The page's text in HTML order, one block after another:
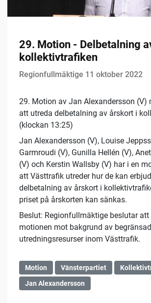
29. Motion - Delbetalning
kollektivtrafiken
Regionfullmäktige 11 oktober 2022
29. Motion av Jan Alexandersson (V)
att utreda delbetalning av årskort i
(klockan 13:25)
Jan Alexandersson (V), Louise
Garmroudi (V), Gunilla Hellén (V),
(V) och Kerstin Wallsby (V) har i en
att Västtrafik utreder hur de kan
delbetalning av årskort i
priset på årskorten kan sänkas.
Beslut: Regionfullmäktige beslutar att
motionen mot bakgrund av
utredningsresurser inom Västtrafik.
Motion Vänsterpartiet
Jan Alexandersson